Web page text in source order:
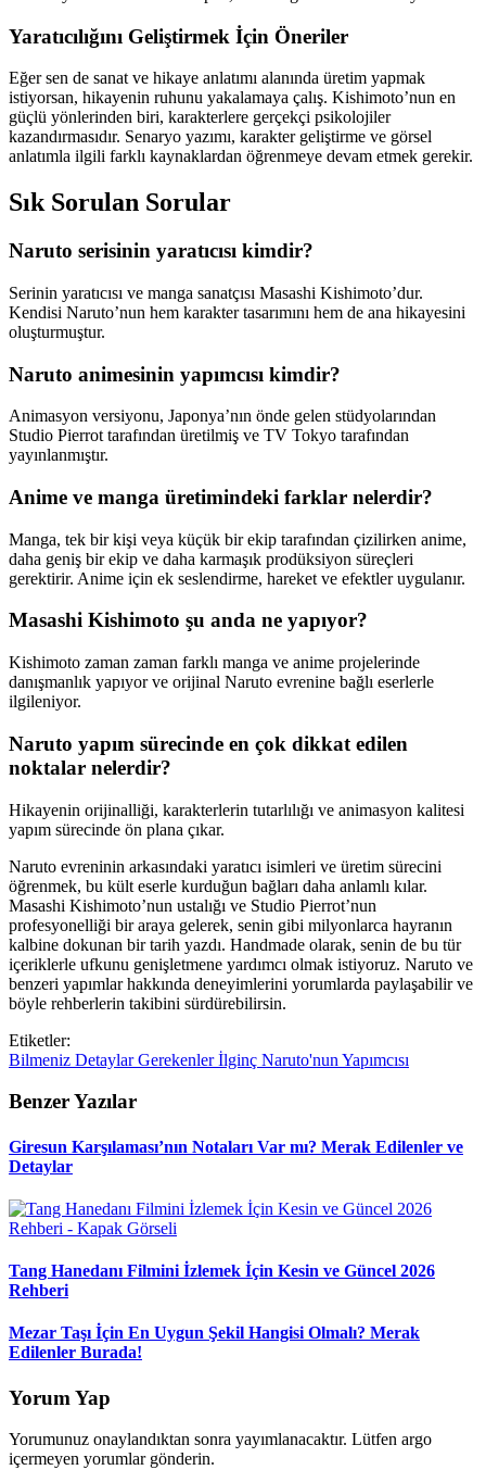
Yaratıcılığını Geliştirmek İçin Öneriler
Eğer sen de sanat ve hikaye anlatımı alanında üretim yapmak
istiyorsan, hikayenin ruhunu yakalamaya çalış. Kishimoto’nun en
güçlü yönlerinden biri, karakterlere gerçekçi psikolojiler
kazandırmasıdır. Senaryo yazımı, karakter geliştirme ve görsel
anlatımla ilgili farklı kaynaklardan öğrenmeye devam etmek gerekir.
Sık Sorulan Sorular
Naruto serisinin yaratıcısı kimdir?
Serinin yaratıcısı ve manga sanatçısı Masashi Kishimoto’dur.
Kendisi Naruto’nun hem karakter tasarımını hem de ana hikayesini
oluşturmuştur.
Naruto animesinin yapımcısı kimdir?
Animasyon versiyonu, Japonya’nın önde gelen stüdyolarından
Studio Pierrot tarafından üretilmiş ve TV Tokyo tarafından
yayınlanmıştır.
Anime ve manga üretimindeki farklar nelerdir?
Manga, tek bir kişi veya küçük bir ekip tarafından çizilirken anime,
daha geniş bir ekip ve daha karmaşık prodüksiyon süreçleri
gerektirir. Anime için ek seslendirme, hareket ve efektler uygulanır.
Masashi Kishimoto şu anda ne yapıyor?
Kishimoto zaman zaman farklı manga ve anime projelerinde
danışmanlık yapıyor ve orijinal Naruto evrenine bağlı eserlerle
ilgileniyor.
Naruto yapım sürecinde en çok dikkat edilen
noktalar nelerdir?
Hikayenin orijinalliği, karakterlerin tutarlılığı ve animasyon kalitesi
yapım sürecinde ön plana çıkar.
Naruto evreninin arkasındaki yaratıcı isimleri ve üretim sürecini
öğrenmek, bu kült eserle kurduğun bağları daha anlamlı kılar.
Masashi Kishimoto’nun ustalığı ve Studio Pierrot’nun
profesyonelliği bir araya gelerek, senin gibi milyonlarca hayranın
kalbine dokunan bir tarih yazdı. Handmade olarak, senin de bu tür
içeriklerle ufkunu genişletmene yardımcı olmak istiyoruz. Naruto ve
benzeri yapımlar hakkında deneyimlerini yorumlarda paylaşabilir ve
böyle rehberlerin takibini sürdürebilirsin.
Etiketler:
Bilmeniz DetaylarGerekenlerİlginç Naruto'nun Yapımcısı
Benzer Yazılar
Giresun Karşılaması’nın Notaları Var mı? Merak Edilenler ve
Detaylar
Tang Hanedanı Filmini İzlemek İçin Kesin ve Güncel 2026
Rehberi
Mezar Taşı İçin En Uygun Şekil Hangisi Olmalı? Merak
Edilenler Burada!
Yorum Yap
Yorumunuz onaylandıktan sonra yayımlanacaktır. Lütfen argo
içermeyen yorumlar gönderin.